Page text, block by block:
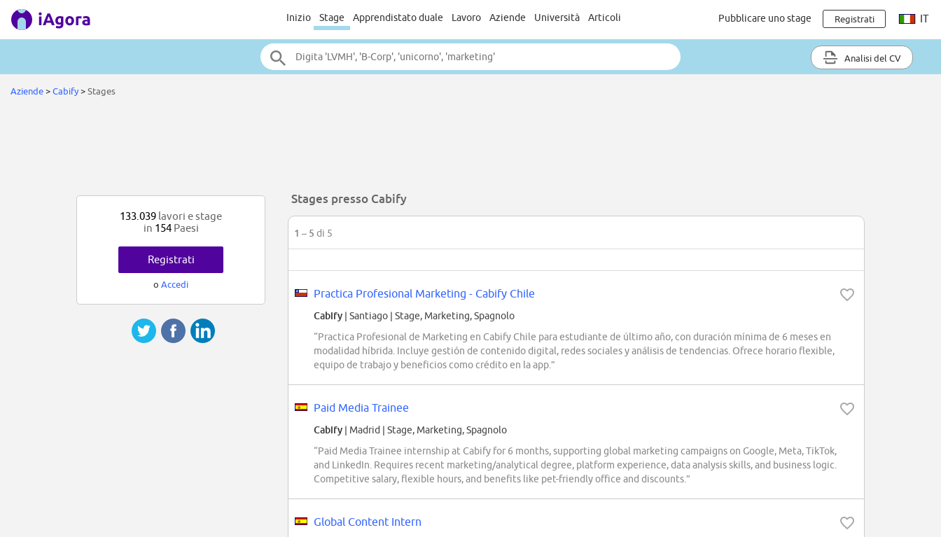
Inizio Stage Apprendistato duale Lavoro Aziende Università Articoli Pubblicare uno stage Registrati IT
Analisi del CV
Aziende>Cabify>Stages
Stages presso Cabify
1 – 5 di 5
Practica Profesional Marketing - Cabify Chile
Cabify | Santiago | Stage, Marketing, Spagnolo
“Practica Profesional de Marketing en Cabify Chile para estudiante de último año, con duración mínima de 6 meses en
modalidad híbrida. Incluye gestión de contenido digital, redes sociales y análisis de tendencias. Ofrece horario flexible,
equipo de trabajo y beneficios como crédito en la app.”
Paid Media Trainee
Cabify | Madrid | Stage, Marketing, Spagnolo
“Paid Media Trainee internship at Cabify for 6 months, supporting global marketing campaigns on Google, Meta, TikTok,
and LinkedIn. Requires recent marketing/analytical degree, platform experience, data analysis skills, and business logic.
Competitive salary, flexible hours, and benefits like pet-friendly office and discounts.”
Global Content Intern
133.039 lavori e stage
in 154Paesi
Registrati
o Accedi